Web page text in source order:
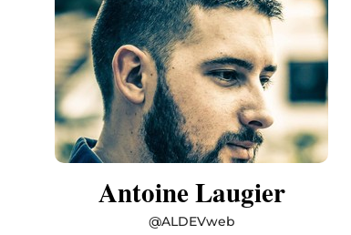
Antoine Laugier
@ALDEVweb